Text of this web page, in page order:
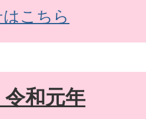
こちら
和元年